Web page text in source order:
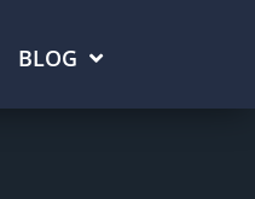
BLOG